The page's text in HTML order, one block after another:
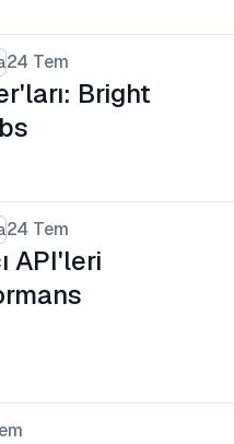
24 Tem
Bright
24 Tem
API'leri